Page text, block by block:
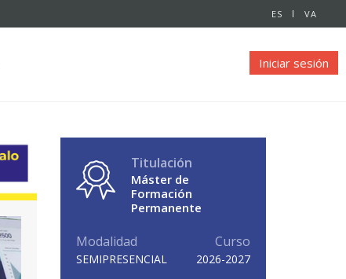
ES VA
Iniciar sesión
Titulación
Máster de
Formación
Permanente
Modalidad
SEMIPRESENCIAL
Curso
2026-2027